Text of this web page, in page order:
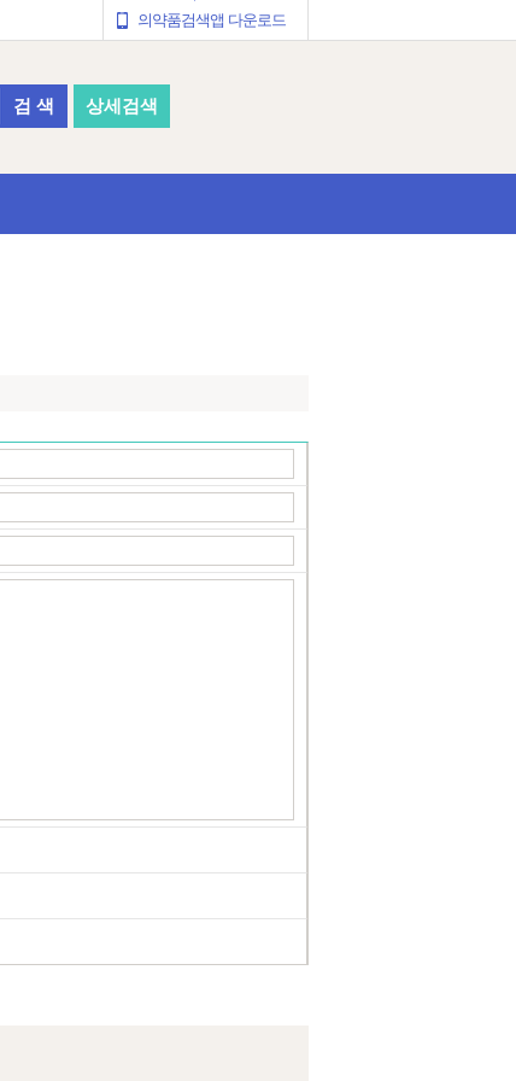
의약품검색앱 다운로드
검 색 상세검색